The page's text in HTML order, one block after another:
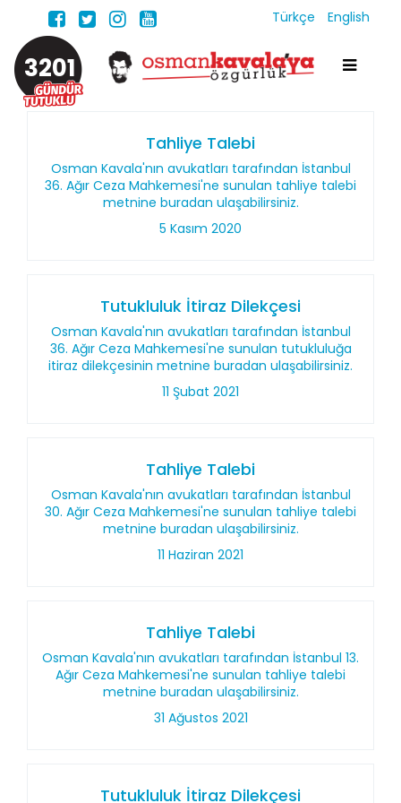
Türkçe English
3201
Tahliye Talebi
Osman Kavala'nın avukatları tarafından İstanbul
36. Ağır Ceza Mahkemesi'ne sunulan tahliye talebi
metnine buradan ulaşabilirsiniz.
5 Kasım 2020
Tutukluluk İtiraz Dilekçesi
Osman Kavala'nın avukatları tarafından İstanbul
36. Ağır Ceza Mahkemesi'ne sunulan tutukluluğa
itiraz dilekçesinin metnine buradan ulaşabilirsiniz.
11 Şubat 2021
Tahliye Talebi
Osman Kavala'nın avukatları tarafından İstanbul
30. Ağır Ceza Mahkemesi'ne sunulan tahliye talebi
metnine buradan ulaşabilirsiniz.
11 Haziran 2021
Tahliye Talebi
Osman Kavala'nın avukatları tarafından İstanbul 13.
Ağır Ceza Mahkemesi'ne sunulan tahliye talebi
metnine buradan ulaşabilirsiniz.
31 Ağustos 2021
Tutukluluk İtiraz Dilekçesi